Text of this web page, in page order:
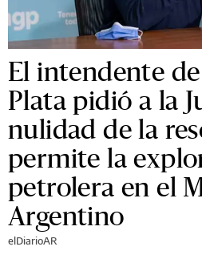
El intendente
Plata pidió a la
nulidad de la
permite la
petrolera en el
Argentino
elDiarioAR